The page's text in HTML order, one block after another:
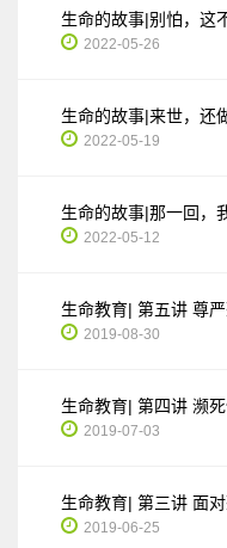
生命的故事|别怕，这
2022-05-26
生命的故事|来世，还
2022-05-19
生命的故事|那一回，
2022-05-12
生命教育| 第五讲 尊
2019-08-30
生命教育| 第四讲 濒
2019-07-03
生命教育| 第三讲 面
2019-06-25